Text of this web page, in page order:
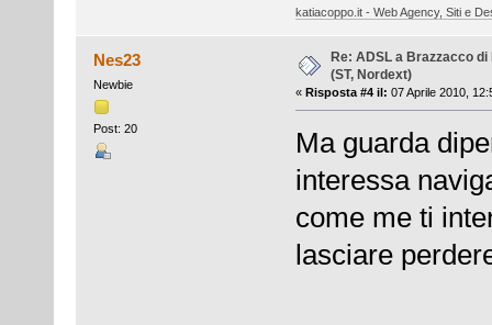
katiacoppo.it - Web Agency, Siti e
Nes23
Newbie
Post: 20
Re: ADSL a Brazzacco
(ST, Nordext)
« Risposta #4 il: 07 Aprile 2010,
Ma guarda
interessa
come me ti
lasciare